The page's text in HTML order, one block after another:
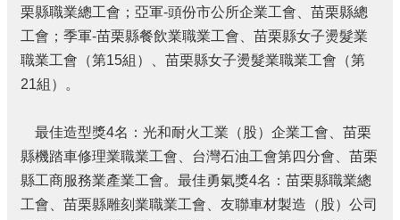
資
料
開
放
宣
助
公
告
專
栗縣職業總工會；亞軍-頭份市公所企業工會、苗栗縣總
工會；季軍-苗栗縣餐飲業職業工會、苗栗縣女子燙髮業
職業工會（第15組）、苗栗縣女子燙髮業職業工會（第
21組）。
最佳造型獎4名：光和耐火工業（股）企業工會、苗栗
縣機踏車修理業職業工會、台灣石油工會第四分會、苗栗
縣工商服務業產業工會。最佳勇氣獎4名：苗栗縣職業總
工會、苗栗縣雕刻業職業工會、友聯車材製造（股）公司